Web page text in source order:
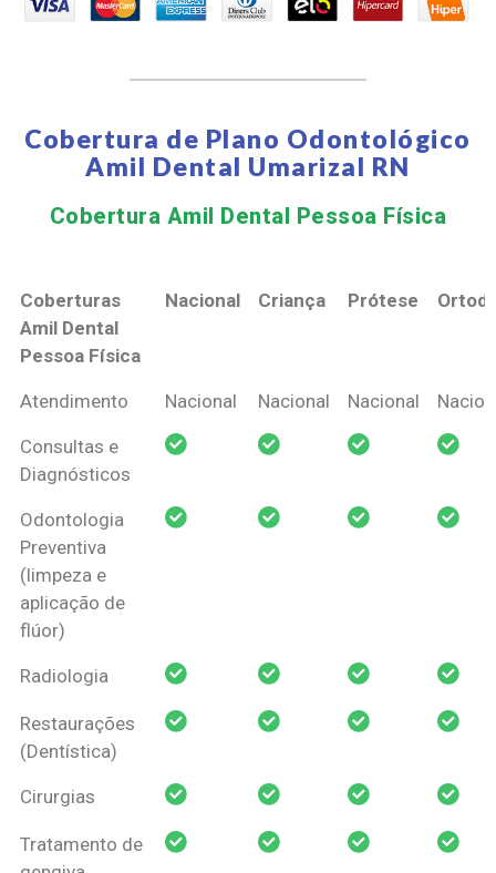
Cobertura de Plano Odontológico
Amil Dental Umarizal RN
Cobertura Amil Dental Pessoa Física​
Coberturas
Amil Dental
Pessoa Física
Nacional Criança Prótese
Coberturas
Pessoa Física
Nacional Criança Prótese
Atendimento Nacional Nacional Nacional
Consultas e
Diagnósticos
Odontologia
Preventiva
(limpeza e
aplicação de
flúor)
Radiologia
Restaurações
(Dentística)
Cirurgias
Tratamento de